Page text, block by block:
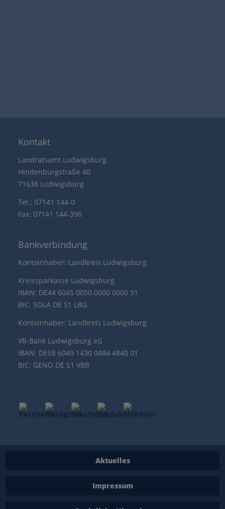
Kontakt
Landratsamt Ludwigsburg
Hindenburgstraße 40
71638 Ludwigsburg
Tel.: 07141 144-0
Fax: 07141 144-396
Bankverbindung
Kontoinhaber: Landkreis Ludwigsburg
Kreissparkasse Ludwigsburg
IBAN: DE44 6045 0050 0000 0000 31
BIC: SOLA DE S1 LBG
Kontoinhaber: Landkreis Ludwigsburg
VR-Bank Ludwigsburg eG
IBAN: DE58 6049 1430 0484 4840 01
BIC: GENO DE S1 VBB
Aktuelles
Impressum